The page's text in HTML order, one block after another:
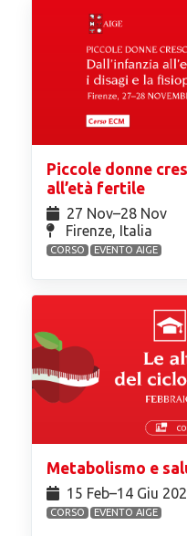
Piccole donne
all’età fertile
27 Nov⁠–28 Nov
Firenze, Italia
CORSO EVENTO AIGE
Metabolismo e
15 Feb⁠–14 Giu
CORSO EVENTO AIGE